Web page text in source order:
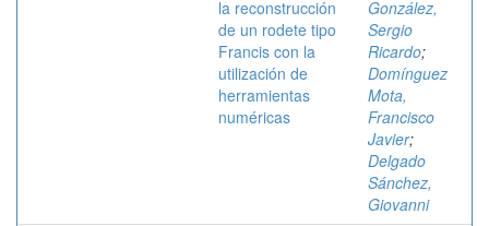
la reconstrucción
de un rodete tipo
Francis con la
utilización de
herramientas
numéricas
González,
Sergio
Ricardo;
Domínguez
Mota,
Francisco
Javier;
Delgado
Sánchez,
Giovanni